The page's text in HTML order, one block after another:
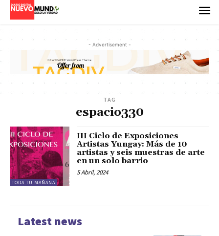
- Advertisement -
TAG
espacio330
TODA TU MAÑANA
III Ciclo de Exposiciones
Artistas Yungay: Más de 10
artistas y seis muestras de arte
en un solo barrio
5 Abril, 2024
Latest news